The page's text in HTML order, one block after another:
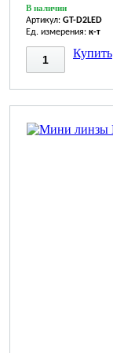
В наличии
Артикул: GT-D2LED
Ед. измерения: к-т
Купить